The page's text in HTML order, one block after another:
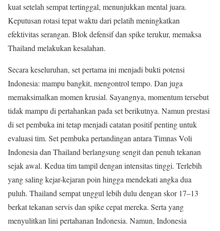
kuat setelah sempat tertinggal, menunjukkan mental juara.
Keputusan rotasi tepat waktu dari pelatih meningkatkan
efektivitas serangan. Blok defensif dan spike terukur, memaksa
Thailand melakukan kesalahan.
Secara keseluruhan, set pertama ini menjadi bukti potensi
Indonesia: mampu bangkit, mengontrol tempo. Dan juga
memaksimalkan momen krusial. Sayangnya, momentum tersebut
tidak mampu di pertahankan pada set berikutnya. Namun prestasi
di set pembuka ini tetap menjadi catatan positif penting untuk
evaluasi tim. Set pembuka pertandingan antara Timnas Voli
Indonesia dan Thailand berlangsung sengit dan penuh tekanan
sejak awal. Kedua tim tampil dengan intensitas tinggi. Terlebih
yang saling kejar-kejaran poin hingga mendekati angka dua
puluh. Thailand sempat unggul lebih dulu dengan skor 17–13
berkat tekanan servis dan spike cepat mereka. Serta yang
menyulitkan lini pertahanan Indonesia. Namun, Indonesia